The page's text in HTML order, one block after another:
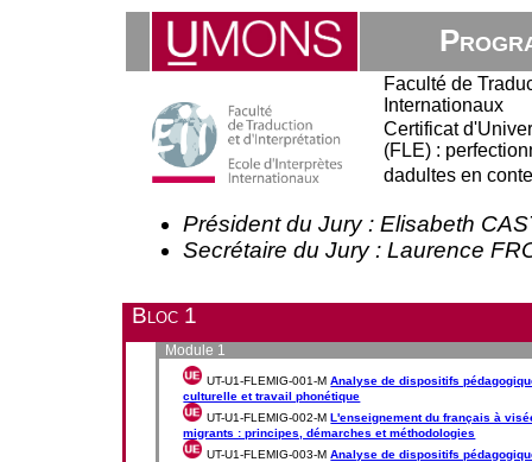
Faculté de
Internationaux
Certificat
(FLE) :
dadultes en
Président du Jury : Elisabeth
Secrétaire du Jury : Laurence
Bloc 1
Module 1
UT-U1-FLEMIG-001-MAnalyse de dispositifs
culturelle et travail phonétique
UT-U1-FLEMIG-002-ML'enseignement du français à
migrants : principes, démarches et méthodologies
UT-U1-FLEMIG-003-MAnalyse de dispositifs